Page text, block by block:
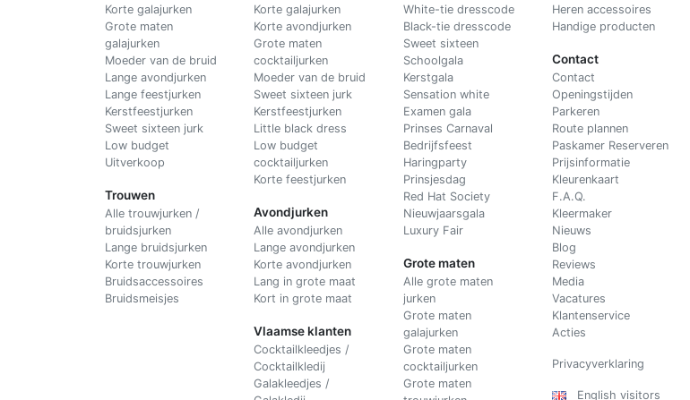
Korte galajurken
Grote maten
galajurken
Moeder van de bruid
Lange avondjurken
Lange feestjurken
Kerstfeestjurken
Sweet sixteen jurk
Low budget
Uitverkoop
Trouwen
Alle trouwjurken /
bruidsjurken
Lange bruidsjurken
Korte trouwjurken
Bruidsaccessoires
Bruidsmeisjes
Korte galajurken
Korte avondjurken
Grote maten
cocktailjurken
Moeder van de bruid
Sweet sixteen jurk
Kerstfeestjurken
Little black dress
Low budget
cocktailjurken
Korte feestjurken
Avondjurken
Alle avondjurken
Lange avondjurken
Korte avondjurken
Lang in grote maat
Kort in grote maat
Vlaamse klanten
Cocktailkleedjes /
Cocktailkledij
Galakleedjes /
White-tie dresscode
Black-tie dresscode
Sweet sixteen
Schoolgala
Kerstgala
Sensation white
Examen gala
Prinses Carnaval
Bedrijfsfeest
Haringparty
Prinsjesdag
Red Hat Society
Nieuwjaarsgala
Luxury Fair
Grote maten
Alle grote maten
jurken
Grote maten
galajurken
Grote maten
cocktailjurken
Grote maten
Heren accessoires
Handige producten
Contact
Contact
Openingstijden
Parkeren
Route plannen
Paskamer Reserveren
Prijsinformatie
Kleurenkaart
F.A.Q.
Kleermaker
Nieuws
Blog
Reviews
Media
Vacatures
Klantenservice
Acties
Privacyverklaring
English visitors